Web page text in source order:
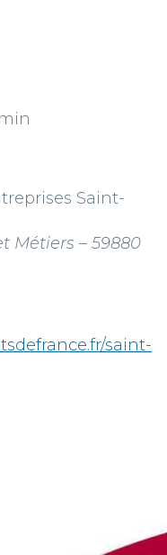
Saint-
Métiers – 59880
saint-